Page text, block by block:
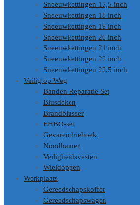
Sneeuwkettingen 17,5 inch
Sneeuwkettingen 18 inch
Sneeuwkettingen 19 inch
Sneeuwkettingen 20 inch
Sneeuwkettingen 21 inch
Sneeuwkettingen 22 inch
Sneeuwkettingen 22,5 inch
Veilig op Weg
Banden Reparatie Set
Blusdeken
Brandblusser
EHBO-set
Gevarendriehoek
Noodhamer
Veiligheidsvesten
Wieldoppen
Werkplaats
Gereedschapskoffer
Gereedschapswagen